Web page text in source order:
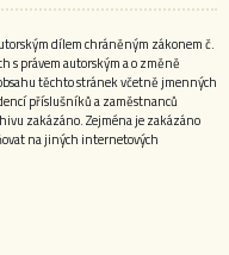
dílem chráněným zákonem č.
s právem autorským a o změně
těchto stránek včetně jmenných
příslušníků a zaměstnanců
zakázáno. Zejména je zakázáno
na jiných internetových